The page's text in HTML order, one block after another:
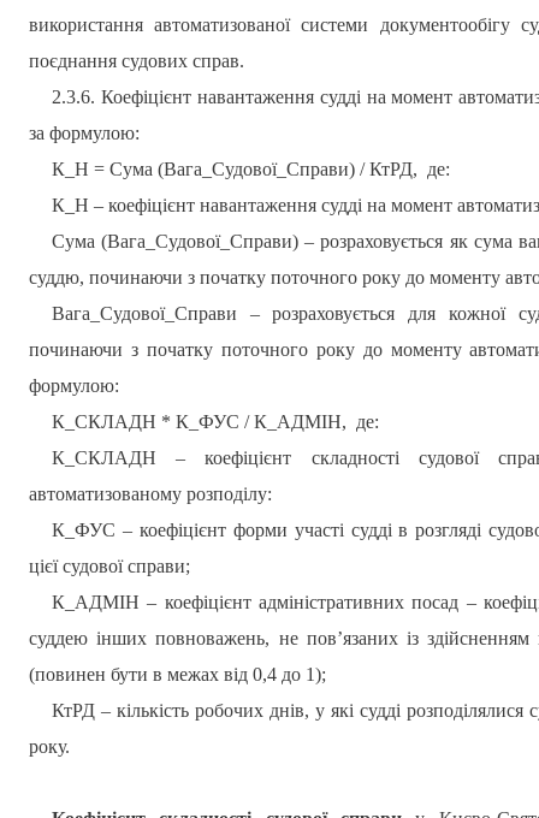
використання автоматизованої системи
поєднання судових справ.
2.3.6. Коефіцієнт навантаження судді на момент
за формулою:
К_Н = Сума (Вага_Судової_Справи) / КтРД, де:
К_Н – коефіцієнт навантаження судді на момент
Сума (Вага_Судової_Справи) – розраховується як сума
суддю, починаючи з початку поточного року до моменту
Вага_Судової_Справи – розраховується для кожної
починаючи з початку поточного року до моменту
формулою:
К_СКЛАДН * К_ФУС / К_АДМІН, де:
К_СКЛАДН – коефіцієнт складності судової
автоматизованому розподілу:
К_ФУС – коефіцієнт форми участі судді в розгляді
цієї судової справи;
К_АДМІН – коефіцієнт адміністративних посад –
суддею інших повноважень, не пов’язаних із
(повинен бути в межах від 0,4 до 1);
КтРД – кількість робочих днів, у які судді
року.